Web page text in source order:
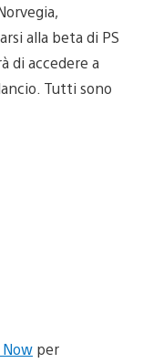
alla beta di PS
di accedere a
Tutti sono
per